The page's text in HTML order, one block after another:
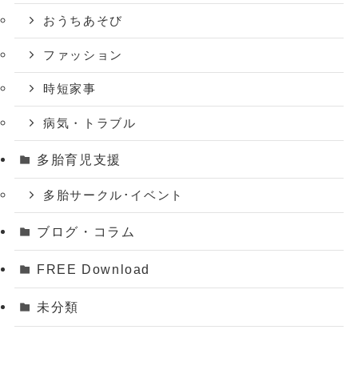
おうちあそび
ファッション
時短家事
病気・トラブル
多胎育児支援
多胎サークル･イベント
ブログ・コラム
FREE Download
未分類